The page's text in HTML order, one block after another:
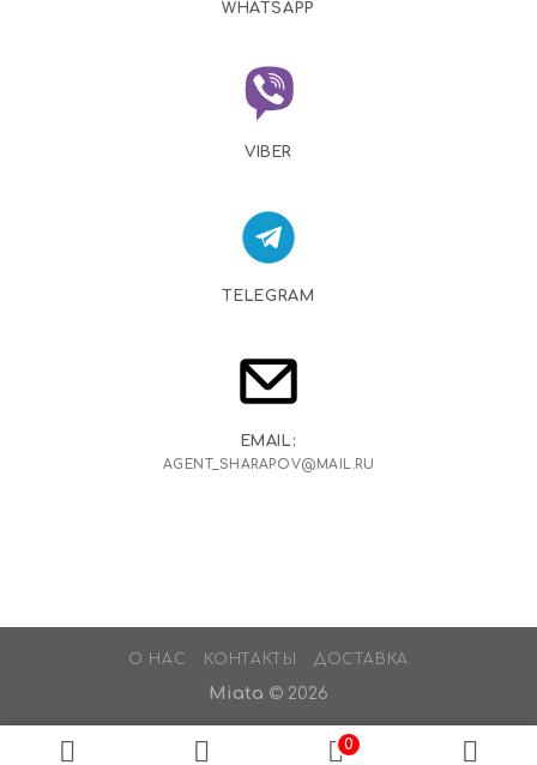
WHATSAPP
VIBER
TELEGRAM
EMAIL:
AGENT_SHARAPOV@MAIL.RU
О НАС КОНТАКТЫ ДОСТАВКА
Miata © 2026
0